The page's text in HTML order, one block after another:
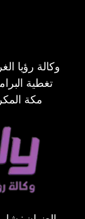
وكالة رؤيا
تغطية
مكة